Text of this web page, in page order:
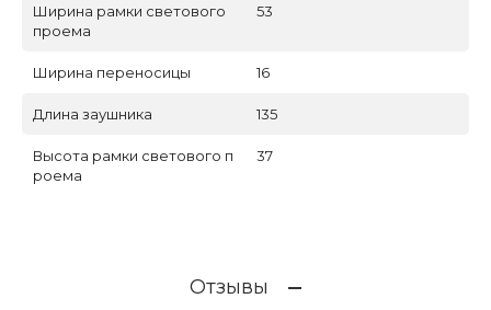
Ширина рамки светового
проема
53
Ширина переносицы 16
Длина заушника 135
Высота рамки светового п
роема
37
Отзывы